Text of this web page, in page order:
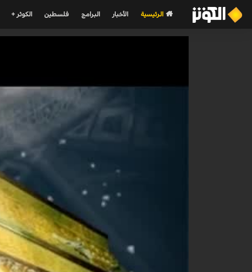
الرئيسية الأخبار البرامج فلسطين الكوثر +